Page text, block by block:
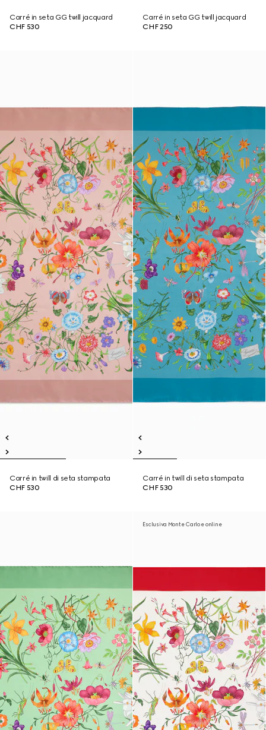
Carré in seta GG twill jacquard
CHF 530
Carré in seta GG twill jacquard
CHF 250
Carré in twill di seta stampata
CHF 530
Carré in twill di seta stampata
CHF 530
Esclusiva Monte Carlo e online